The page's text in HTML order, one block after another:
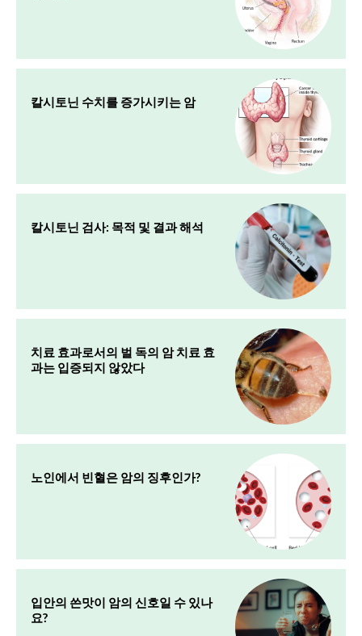
칼시토닌 수치를 증가시키는 암
칼시토닌 검사: 목적 및 결과 해석
치료 효과로서의 벌 독의 암 치료 효
과는 입증되지 않았다
노인에서 빈혈은 암의 징후인가?
입안의 쓴맛이 암의 신호일 수 있나
요?